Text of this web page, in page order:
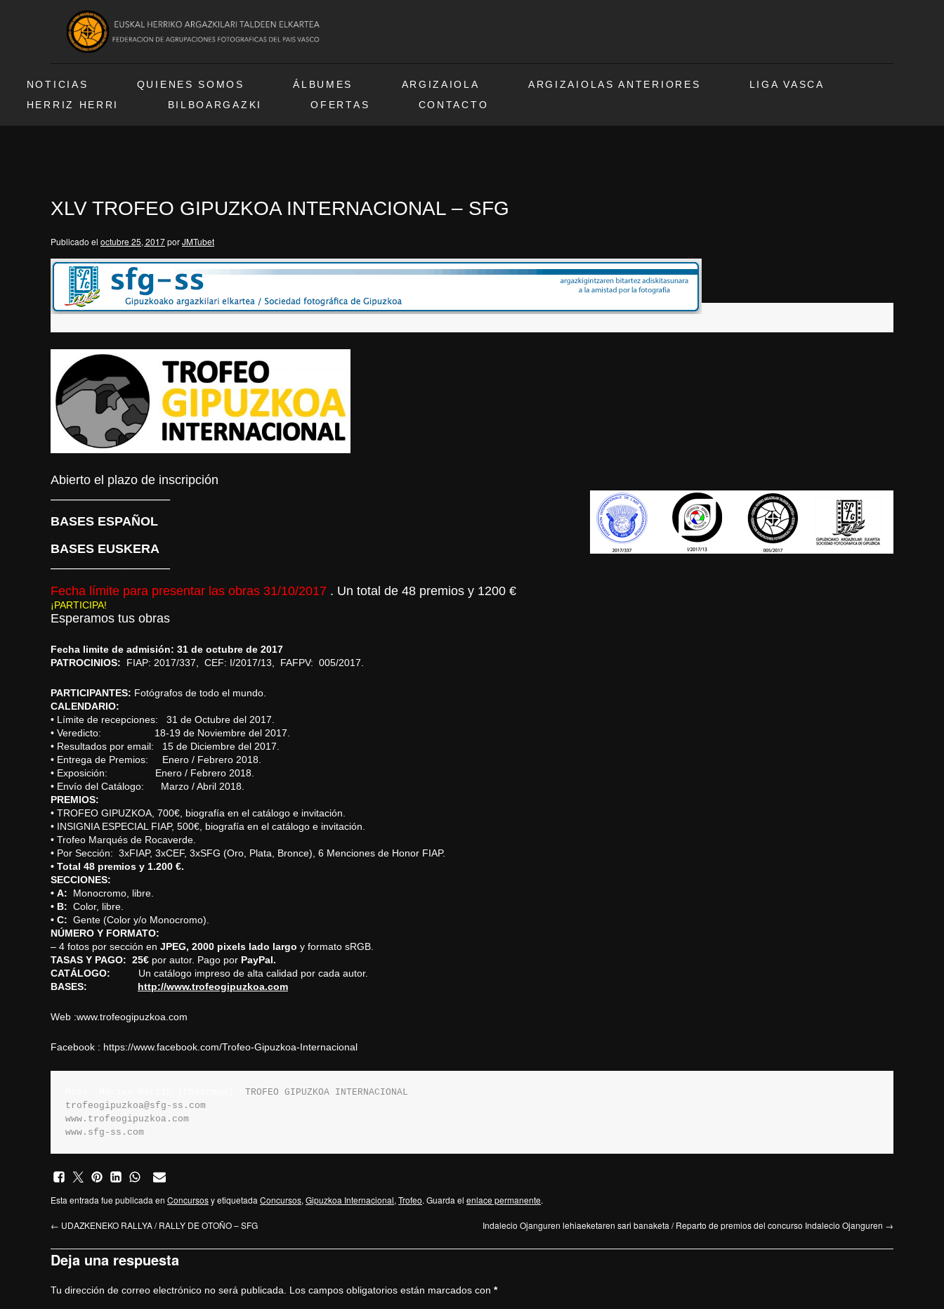
NOTICIAS QUIENES SOMOS ÁLBUMES ARGIZAIOLA ARGIZAIOLAS ANTERIORES
LIGA VASCA
HERRIZ HERRI
BILBOARGAZKI OFERTAS CONTACTO
XLV TROFEO GIPUZKOA INTERNACIONAL – SFG
Publicado el octubre 25, 2017porJMTubet
Abierto el plazo de inscripción
BASES ESPAÑOL
BASES EUSKERA
Fecha límite para presentar las obras 31/10/2017 . Un total de 48 premios y 1200 €
¡PARTICIPA!
Esperamos tus obras
Fecha limite de admisión: 31 de octubre de 2017
PATROCINIOS: FIAP: 2017/337, CEF: I/2017/13, FAFPV: 005/2017.
PARTICIPANTES: Fotógrafos de todo el mundo.
CALENDARIO:
• Límite de recepciones: 31 de Octubre del 2017.
• Veredicto: 18-19 de Noviembre del 2017.
• Resultados por email: 15 de Diciembre del 2017.
• Entrega de Premios: Enero / Febrero 2018.
• Exposición: Enero / Febrero 2018.
• Envío del Catálogo: Marzo / Abril 2018.
PREMIOS:
• TROFEO GIPUZKOA, 700€, biografía en el catálogo e invitación.
• INSIGNIA ESPECIAL FIAP, 500€, biografía en el catálogo e invitación.
• Trofeo Marqués de Rocaverde.
• Por Sección: 3xFIAP, 3xCEF, 3xSFG (Oro, Plata, Bronce), 6 Menciones de Honor FIAP.
• Total 48 premios y 1.200 €.
SECCIONES:
• A: Monocromo, libre.
• B: Color, libre.
• C: Gente (Color y/o Monocromo).
NÚMERO Y FORMATO:
– 4 fotos por sección en JPEG, 2000 pixels lado largo y formato sRGB.
TASAS Y PAGO: 25€ por autor. Pago por PayPal.
CATÁLOGO: Un catálogo impreso de alta calidad por cada autor.
BASES: http://www.trofeogipuzkoa.com
Web :www.trofeogipuzkoa.com
Facebook : https://www.facebook.com/Trofeo-Gipuzkoa-Internacional
TROFEO GIPUZKOA INTERNACIONAL
trofeogipuzkoa@sfg-ss.com
www.trofeogipuzkoa.com
www.sfg-ss.com
Esta entrada fue publicada en Concursosy etiquetada Concursos, Gipuzkoa Internacional, Trofeo. Guarda el enlace permanente.
← UDAZKENEKO RALLYA / RALLY DE OTOÑO – SFG Indalecio Ojanguren lehiaeketaren sari banaketa / Reparto de premios del concurso Indalecio Ojanguren →
Deja una respuesta
Tu dirección de correo electrónico no será publicada. Los campos obligatorios están marcados con *